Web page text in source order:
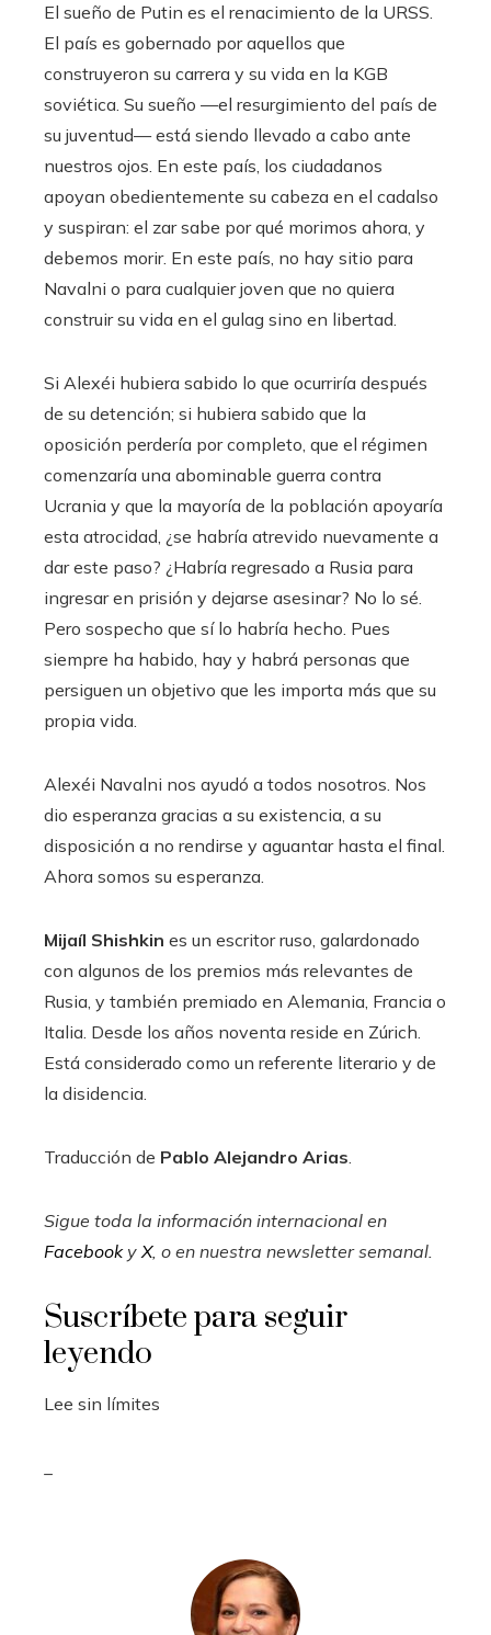
El sueño de Putin es el renacimiento de la URSS.
El país es gobernado por aquellos que
construyeron su carrera y su vida en la KGB
soviética. Su sueño —el resurgimiento del país de
su juventud— está siendo llevado a cabo ante
nuestros ojos. En este país, los ciudadanos
apoyan obedientemente su cabeza en el cadalso
y suspiran: el zar sabe por qué morimos ahora, y
debemos morir. En este país, no hay sitio para
Navalni o para cualquier joven que no quiera
construir su vida en el gulag sino en libertad.
Si Alexéi hubiera sabido lo que ocurriría después
de su detención; si hubiera sabido que la
oposición perdería por completo, que el régimen
comenzaría una abominable guerra contra
Ucrania y que la mayoría de la población apoyaría
esta atrocidad, ¿se habría atrevido nuevamente a
dar este paso? ¿Habría regresado a Rusia para
ingresar en prisión y dejarse asesinar? No lo sé.
Pero sospecho que sí lo habría hecho. Pues
siempre ha habido, hay y habrá personas que
persiguen un objetivo que les importa más que su
propia vida.
Alexéi Navalni nos ayudó a todos nosotros. Nos
dio esperanza gracias a su existencia, a su
disposición a no rendirse y aguantar hasta el final.
Ahora somos su esperanza.
Mijaíl Shishkin es un escritor ruso, galardonado
con algunos de los premios más relevantes de
Rusia, y también premiado en Alemania, Francia o
Italia. Desde los años noventa reside en Zúrich.
Está considerado como un referente literario y de
la disidencia.
Traducción de Pablo Alejandro Arias.
Sigue toda la información internacional en
FacebookyX, o en nuestra newsletter semanal.
Suscríbete para seguir
leyendo
Lee sin límites